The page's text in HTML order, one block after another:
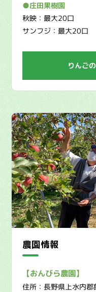
●庄田果樹園
秋映：最大20口
サンフジ：最大20口
りんご
農園情報
【おんびら農園】
住所：長野県上水内